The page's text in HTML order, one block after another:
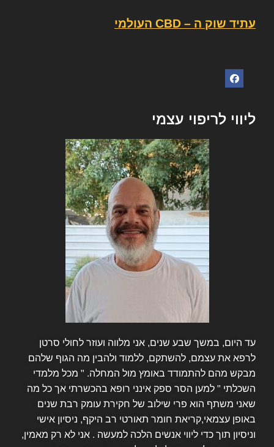
עתיד שוק ה – CBD העולמי
ליווי לריפוי עצמי
עד היום, במשך שבע שנים, אני מלווה ועוזר לחולי סרטן
לרפא את עצמם, להשתקם, ללמוד ולהבין מה הגוף שלהם
מבקש מהם להתמודד באומץ מול המחלה. " מכל מלמדי
השכלתי " למען הסר ספק אינני רופא בהכשרתי אך כל מה
שאני משתף הוא פרי שילוב של חקירת עומק רבת שנים
באופן עצמאי,קריאת חומר תאורטי רב היקף, ניסיון אישי
וניסיון תוך כדי ליווי אנשים הלכה למעשה . אני לא רק מאמין,